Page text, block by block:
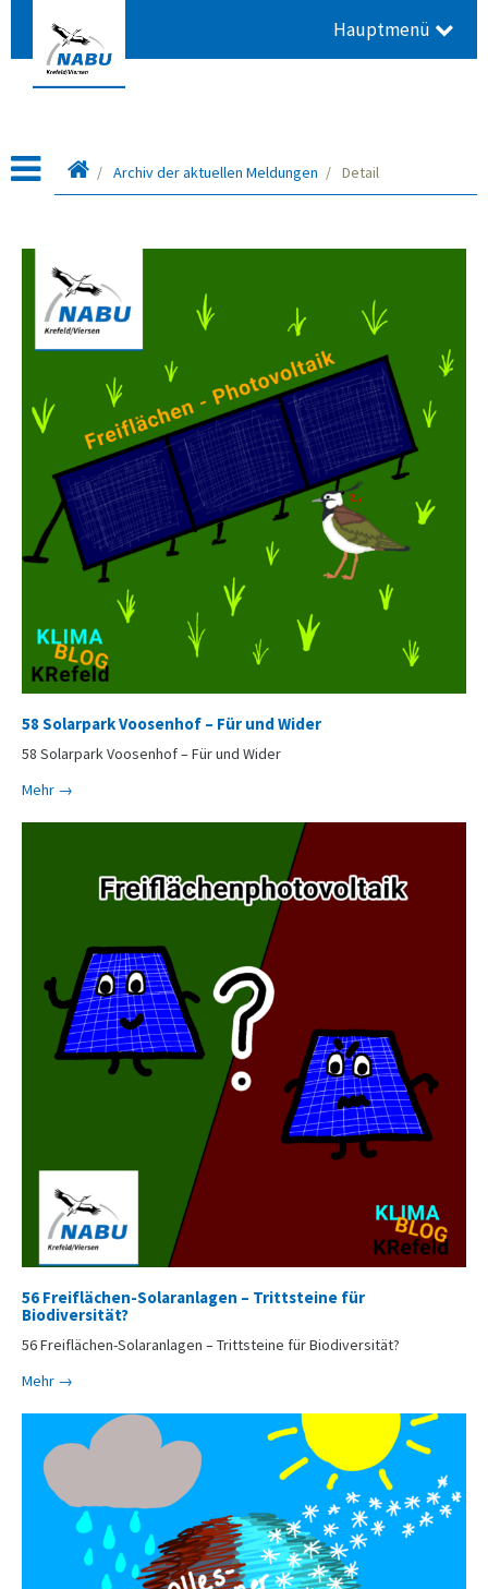
Hauptmenü
Startseite
Archiv der aktuellen Meldungen Detail
58 Solarpark Voosenhof – Für und Wider
58 Solarpark Voosenhof – Für und Wider
Mehr →
56 Freiflächen-Solaranlagen – Trittsteine für
Biodiversität?
56 Freiflächen-Solaranlagen – Trittsteine für Biodiversität?
Mehr →